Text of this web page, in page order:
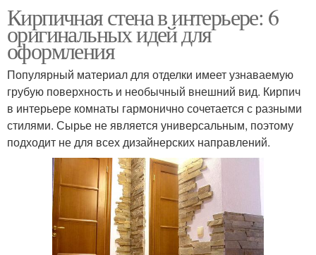
Кирпичная стена в интерьере: 6
оригинальных идей для
оформления
Популярный материал для отделки имеет узнаваемую
грубую поверхность и необычный внешний вид. Кирпич
в интерьере комнаты гармонично сочетается с разными
стилями. Сырье не является универсальным, поэтому
подходит не для всех дизайнерских направлений.